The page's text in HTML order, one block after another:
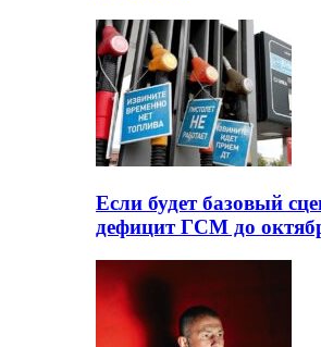
Если будет базовый
дефицит ГСМ до